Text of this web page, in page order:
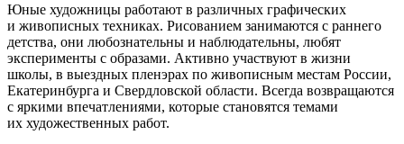
Юные художницы работают в различных графических
и живописных техниках. Рисованием занимаются с раннего
детства, они любознательны и наблюдательны, любят
эксперименты с образами. Активно участвуют в жизни
школы, в выездных пленэрах по живописным местам России,
Екатеринбурга и Свердловской области. Всегда возвращаются
с яркими впечатлениями, которые становятся темами
их художественных работ.